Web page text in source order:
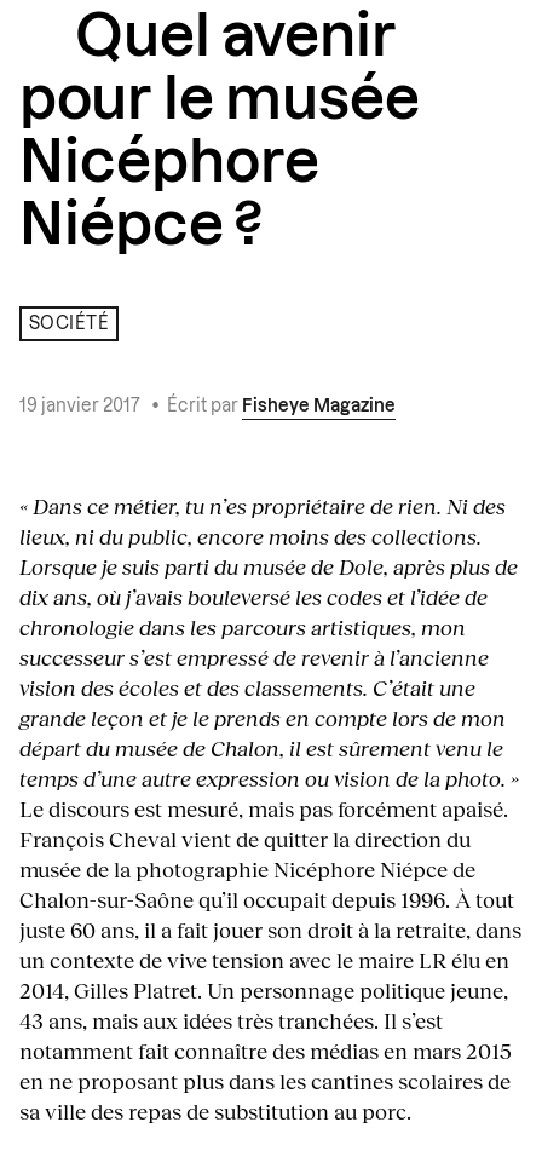
Quel avenir
pour le musée
Nicéphore
Niépce ?
SOCIÉTÉ
19 janvier 2017 • Écrit par Fisheye Magazine
« Dans ce métier, tu n’es propriétaire de rien. Ni des
lieux, ni du public, encore moins des collections.
Lorsque je suis parti du musée de Dole, après plus de
dix ans, où j’avais bouleversé les codes et l’idée de
chronologie dans les parcours artistiques, mon
successeur s’est empressé de revenir à l’ancienne
vision des écoles et des classements. C’était une
grande leçon et je le prends en compte lors de mon
départ du musée de Chalon, il est sûrement venu le
temps d’une autre expression ou vision de la photo. »
Le discours est mesuré, mais pas forcément apaisé.
François Cheval vient de quitter la direction du
musée de la photographie Nicéphore Niépce de
Chalon-sur-Saône qu’il occupait depuis 1996. À tout
juste 60 ans, il a fait jouer son droit à la retraite, dans
un contexte de vive tension avec le maire LR élu en
2014, Gilles Platret. Un personnage politique jeune,
43 ans, mais aux idées très tranchées. Il s’est
notamment fait connaître des médias en mars 2015
en ne proposant plus dans les cantines scolaires de
sa ville des repas de substitution au porc.